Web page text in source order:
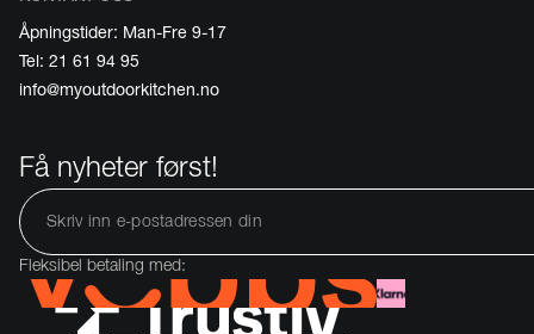
Åpningstider: Man-Fre 9-17
Tel: 21 61 94 95
info@myoutdoorkitchen.no
Få nyheter først!
Fleksibel betaling med: